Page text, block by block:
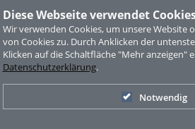
Diese Webseite verwendet
Wir verwenden Cookies, um unsere Website
von Cookies zu. Durch Anklicken der
Klicken auf die Schaltfläche "Mehr
Datenschutzerklärung.
Notwendig